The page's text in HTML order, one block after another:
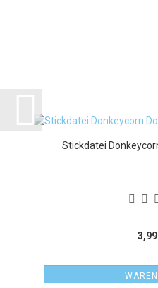
Stickdatei
3,99